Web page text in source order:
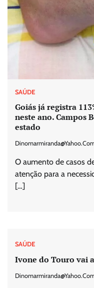
SAÚDE
Goiás já registra
neste ano. Campos
estado
O aumento de casos
atenção para a
[…]
SAÚDE
Ivone do Touro vai